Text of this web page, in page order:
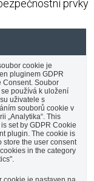
prvky
cookie je
pluginem GDPR
Consent. Soubor
používá k uložení
uživatele s
souborů cookie v
„Analytika“. This
set by GDPR Cookie
plugin. The cookie is
store the user consent
in the category